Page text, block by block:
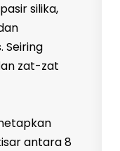
silika,
Seiring
zat-zat
antara 8